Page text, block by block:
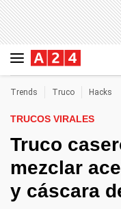
Trends Truco Hacks
TRUCOS VIRALES
Truco
mezclar
y cáscara